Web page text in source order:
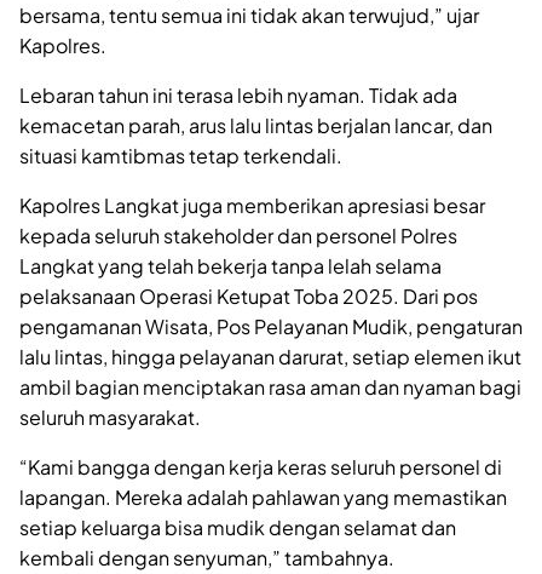
bersama, tentu semua ini tidak akan terwujud,” ujar
Kapolres.
Lebaran tahun ini terasa lebih nyaman. Tidak ada
kemacetan parah, arus lalu lintas berjalan lancar, dan
situasi kamtibmas tetap terkendali.
Kapolres Langkat juga memberikan apresiasi besar
kepada seluruh stakeholder dan personel Polres
Langkat yang telah bekerja tanpa lelah selama
pelaksanaan Operasi Ketupat Toba 2025. Dari pos
pengamanan Wisata, Pos Pelayanan Mudik, pengaturan
lalu lintas, hingga pelayanan darurat, setiap elemen ikut
ambil bagian menciptakan rasa aman dan nyaman bagi
seluruh masyarakat.
“Kami bangga dengan kerja keras seluruh personel di
lapangan. Mereka adalah pahlawan yang memastikan
setiap keluarga bisa mudik dengan selamat dan
kembali dengan senyuman,” tambahnya.